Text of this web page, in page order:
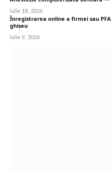
iulie 18, 2026
Înregistrarea online a firmei sau
ghișeu
iulie 9, 2026